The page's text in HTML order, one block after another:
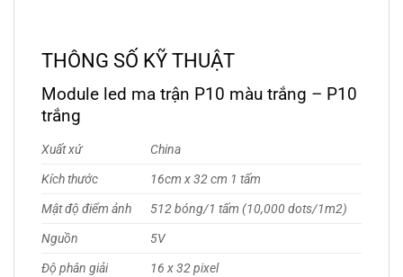
THÔNG SỐ KỸ THUẬT
Module led ma trận P10 màu trắng – P10
trắng
Xuất xứ China
Kích thước 16cm x 32 cm 1 tấm
Mật độ điểm ảnh 512 bóng/1 tấm (10,000 dots/1m2)
Nguồn 5V
Độ phân giải 16 x 32 pixel